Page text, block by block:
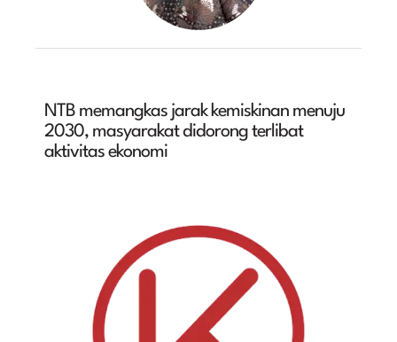
NTB memangkas jarak kemiskinan menuju
2030, masyarakat didorong terlibat
aktivitas ekonomi